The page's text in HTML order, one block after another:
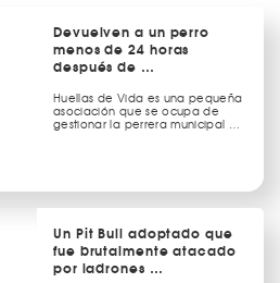
Devuelven a un perro
menos de 24 horas
después de …
Huellas de Vida es una pequeña
asociación que se ocupa de
gestionar la perrera municipal …
Un Pit Bull adoptado que
fue brutalmente atacado
por ladrones …